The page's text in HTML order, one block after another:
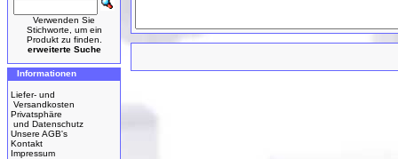
Verwenden Sie
Stichworte, um ein
Produkt zu finden.
erweiterte Suche
Informationen
Liefer- und
Versandkosten
Privatsphäre
und Datenschutz
Unsere AGB's
Kontakt
Impressum